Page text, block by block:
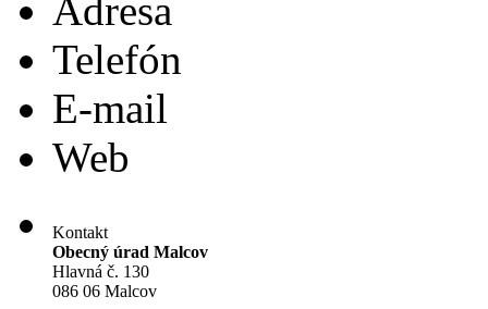
Adresa
Telefón
E-mail
Web
Kontakt
Obecný úrad Malcov
Hlavná č. 130
086 06 Malcov